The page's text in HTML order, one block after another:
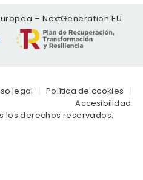
– NextGeneration EU
los derechos reservados.
legal
Política de cookies
Accesibilidad